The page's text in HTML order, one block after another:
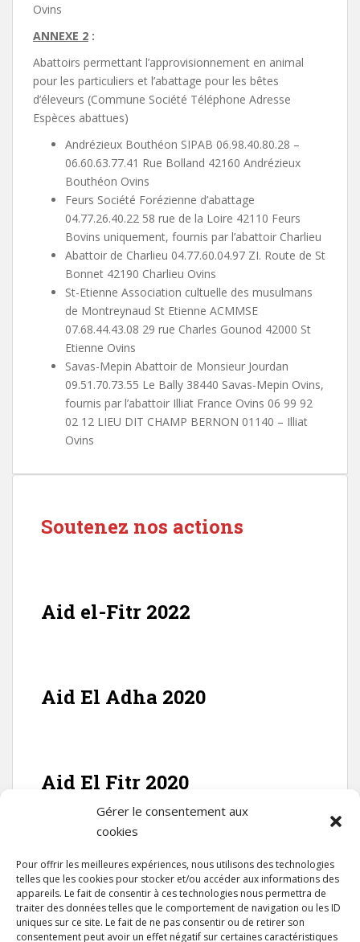
Gérer le consentement aux
cookies
Pour offrir les meilleures expériences, nous utilisons des technologies
telles que les cookies pour stocker et/ou accéder aux informations des
appareils. Le fait de consentir à ces technologies nous permettra de
traiter des données telles que le comportement de navigation ou les ID
uniques sur ce site. Le fait de ne pas consentir ou de retirer son
consentement peut avoir un effet négatif sur certaines caractéristiques
Ovins
ANNEXE 2 :
Abattoirs permettant l’approvisionnement en animal
pour les particuliers et l’abattage pour les bêtes
d’éleveurs (Commune Société Téléphone Adresse
Espèces abattues)
Andrézieux Bouthéon SIPAB 06.98.40.80.28 –
06.60.63.77.41 Rue Bolland 42160 Andrézieux
Bouthéon Ovins
Feurs Société Forézienne d’abattage
04.77.26.40.22 58 rue de la Loire 42110 Feurs
Bovins uniquement, fournis par l’abattoir Charlieu
Abattoir de Charlieu 04.77.60.04.97 ZI. Route de St
Bonnet 42190 Charlieu Ovins
St-Etienne Association cultuelle des musulmans
de Montreynaud St Etienne ACMMSE
07.68.44.43.08 29 rue Charles Gounod 42000 St
Etienne Ovins
Savas-Mepin Abattoir de Monsieur Jourdan
09.51.70.73.55 Le Bally 38440 Savas-Mepin Ovins,
fournis par l’abattoir Illiat France Ovins 06 99 92
02 12 LIEU DIT CHAMP BERNON 01140 – Illiat
Ovins
Soutenez nos actions
Aid el-Fitr 2022
Aid El Adha 2020
Aid El Fitr 2020